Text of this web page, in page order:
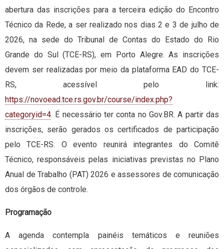
abertura das inscrições para a terceira edição do Encontro
Técnico da Rede, a ser realizado nos dias 2 e 3 de julho de
2026, na sede do Tribunal de Contas do Estado do Rio
Grande do Sul (TCE-RS), em Porto Alegre. As inscrições
devem ser realizadas por meio da plataforma EAD do TCE-
RS, acessível pelo link:
https://novoead.tce.rs.gov.br/course/index.php?
categoryid=4. É necessário ter conta no Gov.BR. A partir das
inscrições, serão gerados os certificados de participação
pelo TCE-RS. O evento reunirá integrantes do Comitê
Técnico, responsáveis pelas iniciativas previstas no Plano
Anual de Trabalho (PAT) 2026 e assessores de comunicação
dos órgãos de controle.
Programação
A agenda contempla painéis temáticos e reuniões